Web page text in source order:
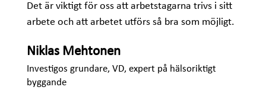
Det är viktigt för oss att arbetstagarna trivs i sitt
arbete och att arbetet utförs så bra som möjligt.
Niklas Mehtonen
Investigos grundare, VD, expert på hälsoriktigt
byggande